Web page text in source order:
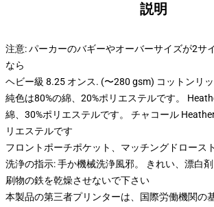
説明
注意: パーカーのバギーやオーバーサイズが2サ
なら
ヘビー級 8.25 オンス. (〜280 gsm) コットンリ
純色は80%の綿、20%ポリエステルです。
綿、30%ポリエステルです。 チャコール
リエステルです
フロントポーチポケット、マッチングドロース
洗浄の指示: 手か機械洗浄風邪。 きれい、漂白
刷物の鉄を乾燥させないで下さい
本製品の第三者プリンターは、国際労働機関の